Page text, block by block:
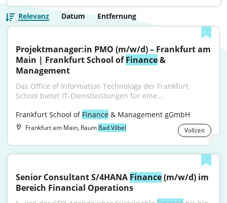
Relevanz Datum Entfernung
Projektmanager:in PMO (m/w/d) – Frankfurt am
Main | Frankfurt School of Finance &
Management
Das Office of Information Technology der Frankfurt
School bietet IT-Dienstleistungen für eine...
Frankfurt School of Finance & Management gGmbH
Frankfurt am Main, Raum Bad Vilbel Vollzeit
Senior Consultant S/4HANA Finance (m/w/d) im
Bereich Financial Operations